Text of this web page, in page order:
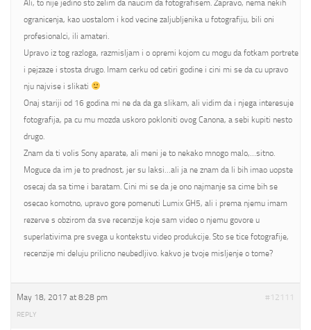
Ali, to nije jedino sto zelim da naucim da fotografisem. Zapravo, nema nekih
ogranicenja, kao uostalom i kod vecine zaljubljenika u fotografiju, bili oni
profesionalci, ili amateri.
Upravo iz tog razloga, razmisljam i o opremi kojom cu mogu da fotkam portrete
i pejzaze i stosta drugo. Imam cerku od cetiri godine i cini mi se da cu upravo
nju najvise i slikati
Onaj stariji od 16 godina mi ne da da ga slikam, ali vidim da i njega interesuje
fotografija, pa cu mu mozda uskoro pokloniti ovog Canona, a sebi kupiti nesto
drugo.
Znam da ti volis Sony aparate, ali meni je to nekako mnogo malo,…sitno.
Moguce da im je to prednost, jer su laksi…ali ja ne znam da li bih imao uopste
osecaj da sa time i baratam. Cini mi se da je ono najmanje sa cime bih se
osecao komotno, upravo gore pomenuti Lumix GH5, ali i prema njemu imam
rezerve s obzirom da sve recenzije koje sam video o njemu govore u
superlativima pre svega u kontekstu video produkcije. Sto se tice fotografije,
recenzije mi deluju prilicno neubedljivo. kakvo je tvoje misljenje o tome?
May 18, 2017 at 8:28 pm #12111
REPLY